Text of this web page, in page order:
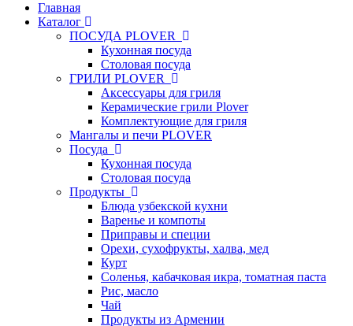
Главная
Каталог
ПОСУДА PLOVER
Кухонная посуда
Столовая посуда
ГРИЛИ PLOVER
Аксессуары для гриля
Керамические грили Plover
Комплектующие для гриля
Мангалы и печи PLOVER
Посуда
Кухонная посуда
Столовая посуда
Продукты
Блюда узбекской кухни
Варенье и компоты
Приправы и специи
Орехи, сухофрукты, халва, мед
Курт
Соленья, кабачковая икра, томатная паста
Рис, масло
Чай
Продукты из Армении